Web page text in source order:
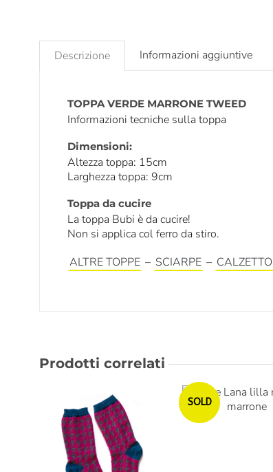
Descrizione Informazioni aggiuntive
TOPPA VERDE MARRONE TWEED
Informazioni tecniche sulla toppa
Dimensioni:
Altezza toppa: 15cm
Larghezza toppa: 9cm
Toppa da cucire
La toppa Bubi è da cucire!
Non si applica col ferro da stiro.
ALTRE TOPPE – SCIARPE –
Prodotti correlati
Esaurito
SOLD